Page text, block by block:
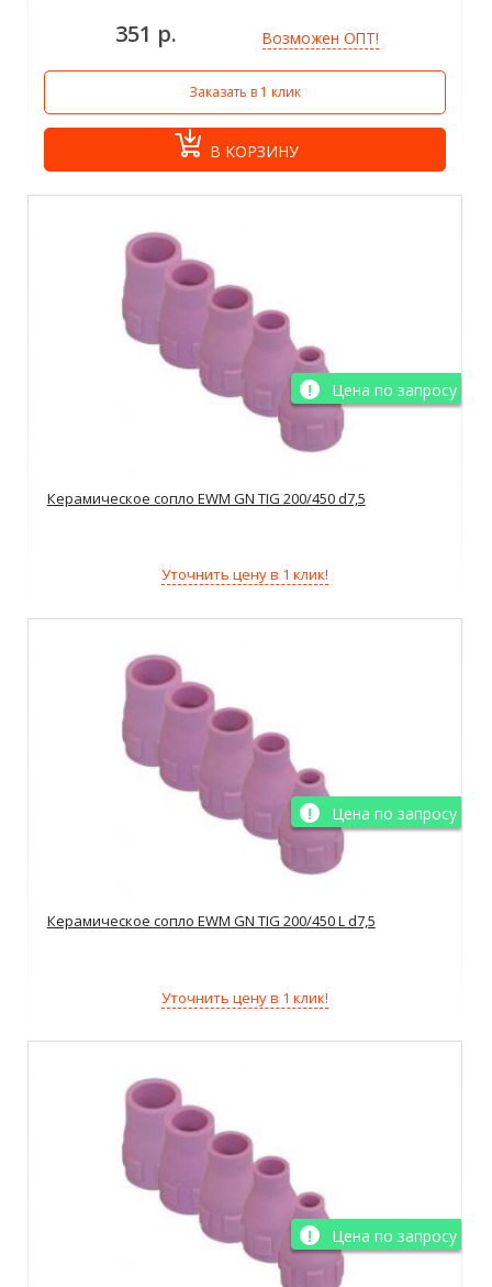
351 р. Возможен ОПТ!
Заказать в 1 клик
В КОРЗИНУ
Цена по запросу
Керамическое сопло EWM GN TIG 200/450 d7,5
Уточнить цену в 1 клик!
Цена по запросу
Керамическое сопло EWM GN TIG 200/450 L d7,5
Уточнить цену в 1 клик!
Цена по запросу